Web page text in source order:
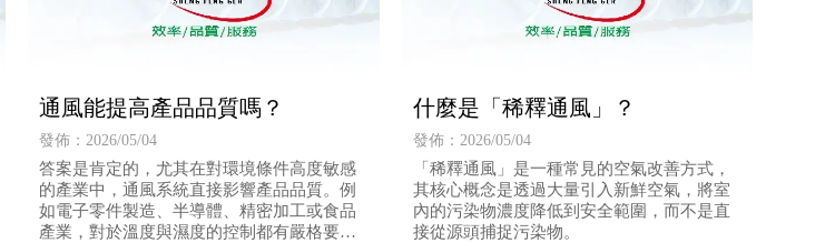
通風能提高產品品質嗎？
發佈：2026/05/04
答案是肯定的，尤其在對環境條件高度敏感
的產業中，通風系統直接影響產品品質。例
如電子零件製造、半導體、精密加工或食品
產業，對於溫度與濕度的控制都有嚴格要
什麼是「稀釋通風」？
發佈：2026/05/04
「稀釋通風」是一種常見的空氣改善方式，
其核心概念是透過大量引入新鮮空氣，將室
內的污染物濃度降低到安全範圍，而不是直
接從源頭捕捉污染物。